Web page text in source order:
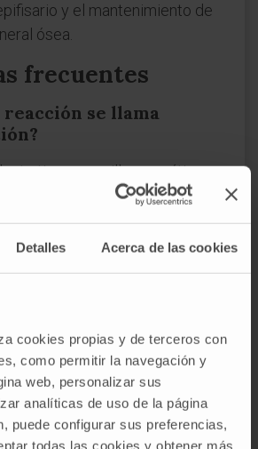
Detalles Acerca de las cookies
cookies propias y de terceros con
como permitir la navegación y
web, personalizar sus
analíticas de uso de la página
puede configurar sus preferencias,
todas las cookies y obtener más
y el mantenimiento de
ósea.
frecuentes
reacción se llama
tiene un anillo aromático
tenía. En química,
un anillo con dobles
y deslocalización
el benceno). El anillo A del
no.
aromatización que
es la enzima. La
la reacción que esa enzima